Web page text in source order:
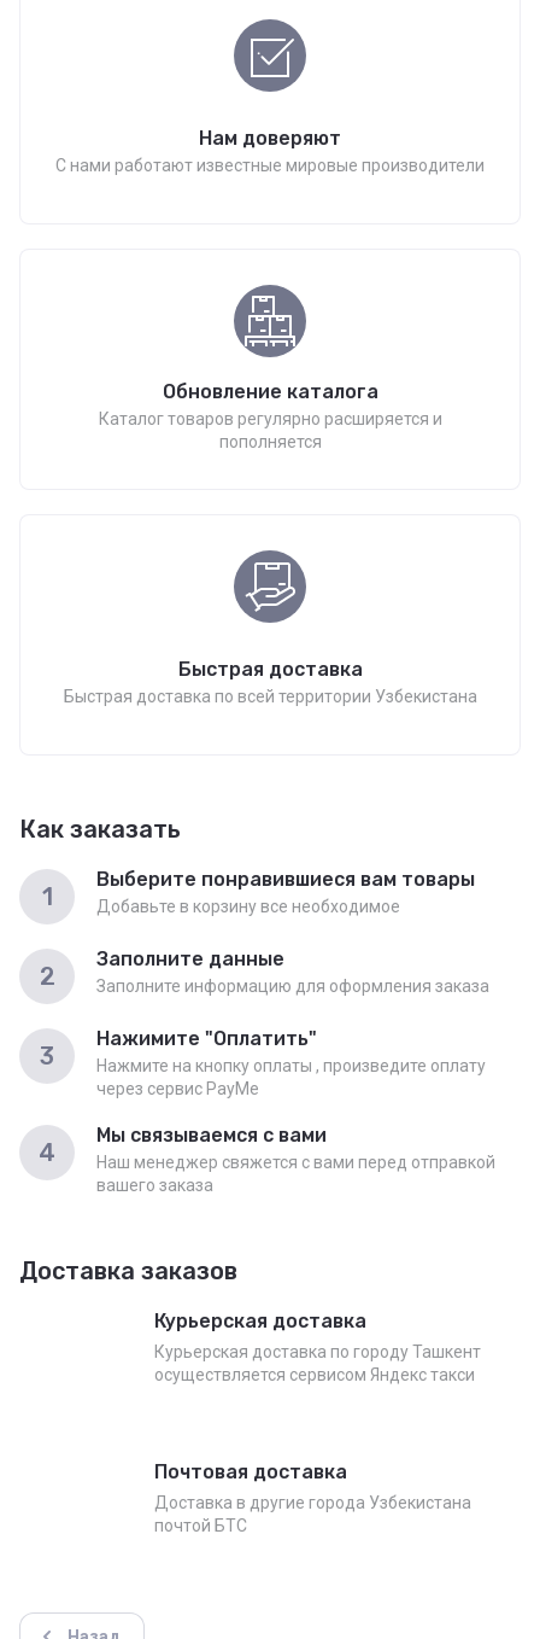
Нам доверяют
С нами работают известные мировые производители
Обновление каталога
Каталог товаров регулярно расширяется и
пополняется
Быстрая доставка
Быстрая доставка по всей территории Узбекистана
Как заказать
1
Выберите понравившиеся вам товары
Добавьте в корзину все необходимое
2
Заполните данные
Заполните информацию для оформления заказа
3
Нажимите "Оплатить"
Нажмите на кнопку оплаты , произведите оплату
через сервис PayMe
4
Мы связываемся с вами
Наш менеджер свяжется с вами перед отправкой
вашего заказа
Доставка заказов
Курьерская доставка
Курьерская доставка по городу Ташкент
осуществляется сервисом Яндекс такси
Почтовая доставка
Доставка в другие города Узбекистана
почтой БТС